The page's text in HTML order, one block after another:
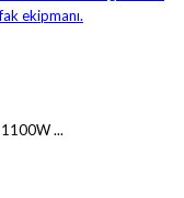
...